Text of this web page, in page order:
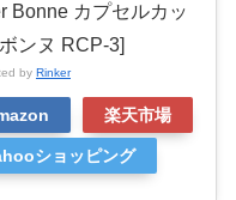
Bonne カプセルカッ
ンヌ RCP-3]
by Rinker
楽天市場
ショッピング